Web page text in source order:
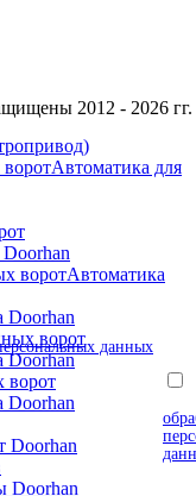
Автоматика для
Автоматика
Doorhan
ворот
Doorhan
ворот
Doorhan
Doorhan
Doorhan
данных
2012 - 2026 гг.